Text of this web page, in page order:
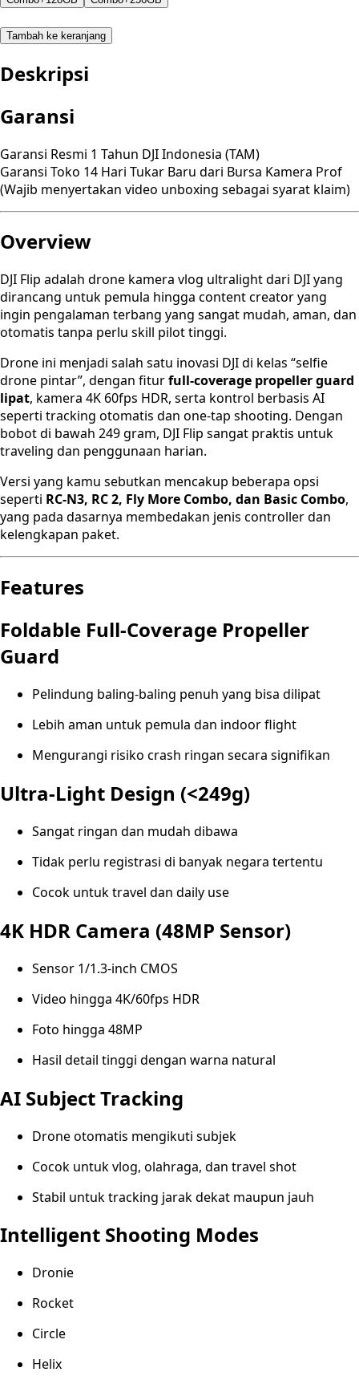
Tambah ke keranjang
Deskripsi
Garansi
Garansi Resmi 1 Tahun DJI Indonesia (TAM)
Garansi Toko 14 Hari Tukar Baru dari Bursa Kamera Prof
(Wajib menyertakan video unboxing sebagai syarat klaim)
Overview
DJI Flip adalah drone kamera vlog ultralight dari DJI yang
dirancang untuk pemula hingga content creator yang
ingin pengalaman terbang yang sangat mudah, aman, dan
otomatis tanpa perlu skill pilot tinggi.
Drone ini menjadi salah satu inovasi DJI di kelas “selfie
drone pintar”, dengan fiturfull-coverage propeller guard
lipat, kamera 4K 60fps HDR, serta kontrol berbasis AI
seperti tracking otomatis dan one-tap shooting. Dengan
bobot di bawah 249 gram, DJI Flip sangat praktis untuk
traveling dan penggunaan harian.
Versi yang kamu sebutkan mencakup beberapa opsi
seperti RC-N3, RC 2, Fly More Combo, dan Basic Combo,
yang pada dasarnya membedakan jenis controller dan
kelengkapan paket.
Features
Foldable Full-Coverage Propeller
Guard
Pelindung baling-baling penuh yang bisa dilipat
Lebih aman untuk pemula dan indoor flight
Mengurangi risiko crash ringan secara signifikan
Ultra-Light Design (<249g)
Sangat ringan dan mudah dibawa
Tidak perlu registrasi di banyak negara tertentu
Cocok untuk travel dan daily use
4K HDR Camera (48MP Sensor)
Sensor 1/1.3-inch CMOS
Video hingga 4K/60fps HDR
Foto hingga 48MP
Hasil detail tinggi dengan warna natural
AI Subject Tracking
Drone otomatis mengikuti subjek
Cocok untuk vlog, olahraga, dan travel shot
Stabil untuk tracking jarak dekat maupun jauh
Intelligent Shooting Modes
Dronie
Rocket
Circle
Helix